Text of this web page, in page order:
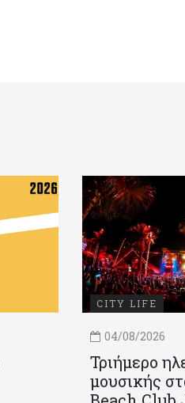
CITY LIFE
04/08/2026
Τριήμερο
μουσικής